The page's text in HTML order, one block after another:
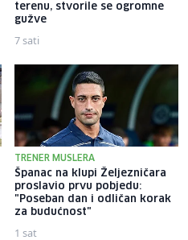
terenu, stvorile se ogromne
gužve
7 sati
TRENER MUSLERA
Španac na klupi Željezničara
proslavio prvu pobjedu:
"Poseban dan i odličan korak
za budućnost"
1 sat